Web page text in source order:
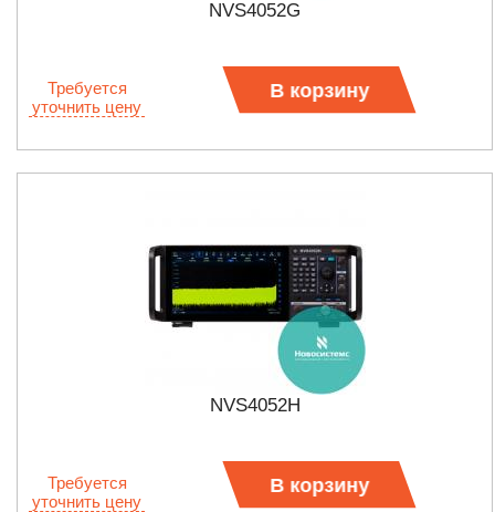
NVS4052G
Требуется
уточнить цену
В корзину
NVS4052H
Требуется
уточнить цену
В корзину